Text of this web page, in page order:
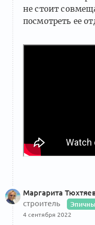
не стоит
посмотреть ее
Маргарита
строитель
4 сентября 2022